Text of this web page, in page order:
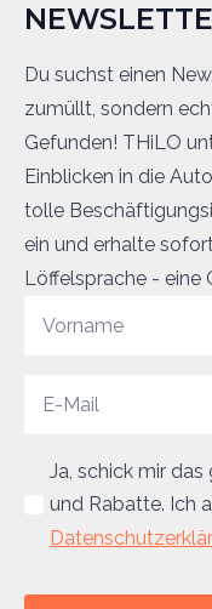
Du suchst einen
zumüllt, sondern
Gefunden! THiLO
Einblicken in die
tolle
ein und erhalte
Löffelsprache - eine
Ja, schick mir
und Rabatte. Ich